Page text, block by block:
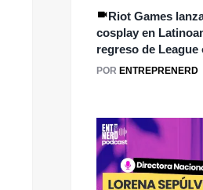
Riot Games
cosplay en
regreso de
POR ENTREPRENERD